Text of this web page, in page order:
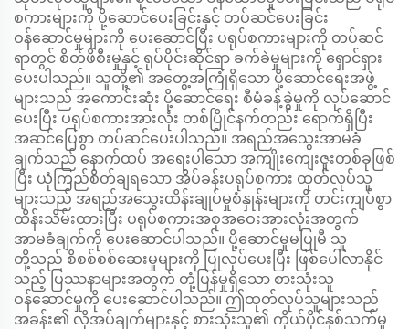
စကားများကို ပို့ဆောင်ပေးခြင်းနှင့် တပ်ဆင်ပေးခြင်း
ဝန်ဆောင်မှုများကို ပေးဆောင်ပြီး ပရုပ်စကားများကို တပ်ဆင်
ရာတွင် စိတ်ဖိစီးမှုနှင့် ရုပ်ပိုင်းဆိုင်ရာ ခက်ခဲမှုများကို ရှောင်ရှား
ပေးပါသည်။ သူတို့၏ အတွေ့အကြုံရှိသော ပို့ဆောင်ရေးအဖွဲ့
များသည် အကောင်းဆုံး ပို့ဆောင်ရေး စီမံခန့်ခွဲမှုကို လုပ်ဆောင်
ပေးပြီး ပရုပ်စကားအားလုံး တစ်ပြိုင်နက်တည်း ရောက်ရှိပြီး
အဆင်ပြေစွာ တပ်ဆင်ပေးပါသည်။ အရည်အသွေးအာမခံ
ချက်သည် နောက်ထပ် အရေးပါသော အကျိုးကျေးဇူးတစ်ခုဖြစ်
ပြီး ယုံကြည်စိတ်ချရသော အိပ်ခန်းပရုပ်စကား ထုတ်လုပ်သူ
များသည် အရည်အသွေးထိန်းချုပ်မှုစံနှုန်းများကို တင်းကျပ်စွာ
ထိန်းသိမ်းထားပြီး ပရုပ်စကားအစုအဝေးအားလုံးအတွက်
အာမခံချက်ကို ပေးဆောင်ပါသည်။ ပို့ဆောင်မှုမပြုမီ သူ
တို့သည် စိစစ်စစ်ဆေးမှုများကို ပြုလုပ်ပေးပြီး ဖြစ်ပေါ်လာနိုင်
သည့် ပြဿနာများအတွက် တုံ့ပြန်မှုရှိသော စားသုံးသူ
ဝန်ဆောင်မှုကို ပေးဆောင်ပါသည်။ ဤထုတ်လုပ်သူများသည်
အခန်း၏ လိုအပ်ချက်များနှင့် စားသုံးသူ၏ ကိုယ်ပိုင်နှစ်သက်မှု